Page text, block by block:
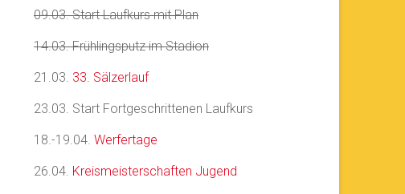
09.03. Start Laufkurs mit Plan
14.03. Frühlingsputz im Stadion
21.03. 33. Sälzerlauf
23.03. Start Fortgeschrittenen Laufkurs
18.-19.04.Werfertage
26.04. Kreismeisterschaften Jugend